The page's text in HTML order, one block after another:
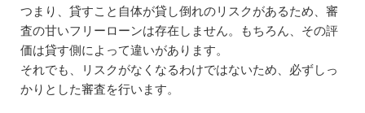
つまり、貸すこと自体が貸し倒れのリスクがあるため、審
査の甘いフリーローンは存在しません。もちろん、その評
価は貸す側によって違いがあります。
それでも、リスクがなくなるわけではないため、必ずしっ
かりとした審査を行います。